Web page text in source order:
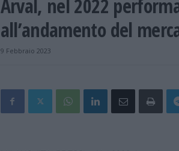
Arval, nel 2022
all’andamento del
9 Febbraio 2023